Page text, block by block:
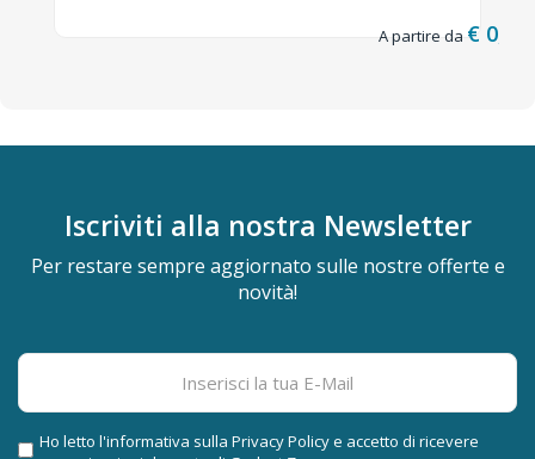
€ 0,06
Iscriviti alla nostra Newsletter
Per restare sempre aggiornato sulle nostre offerte e
novità!
Ho letto l'informativa sulla Privacy Policye accetto di ricevere